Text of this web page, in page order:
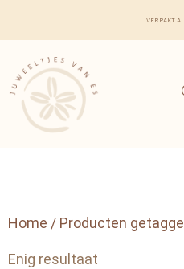
verpakt
Home / Producten
Enig resultaat